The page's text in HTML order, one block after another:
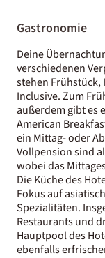
Gastronomie
Deine
verschiedenen
stehen Frühstück,
Inclusive. Zum
außerdem gibt es
American
ein Mittag- oder
Vollpension sind
wobei das
Die Küche des
Fokus auf
Spezialitäten.
Restaurants und
Hauptpool des
ebenfalls